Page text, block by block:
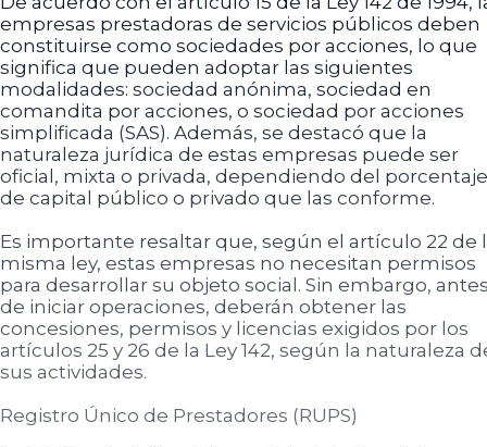
empresas prestadoras de servicios públicos deben
constituirse como sociedades por acciones, lo que
significa que pueden adoptar las siguientes
modalidades: sociedad anónima, sociedad en
comandita por acciones, o sociedad por acciones
simplificada (SAS). Además, se destacó que la
naturaleza jurídica de estas empresas puede ser
oficial, mixta o privada, dependiendo del porcentaje
de capital público o privado que las conforme.
Es importante resaltar que, según el artículo 22 de
misma ley, estas empresas no necesitan permisos
para desarrollar su objeto social. Sin embargo,
de iniciar operaciones, deberán obtener las
concesiones, permisos y licencias exigidos por los
artículos 25 y 26 de la Ley 142, según la naturaleza
sus actividades.
Registro Único de Prestadores (RUPS)